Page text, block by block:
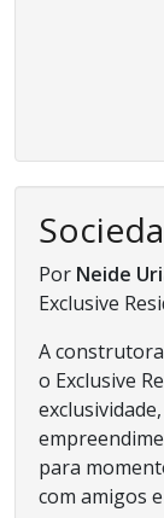
Por Neide
Exclusive
A
o Exclusive
para
com amigos